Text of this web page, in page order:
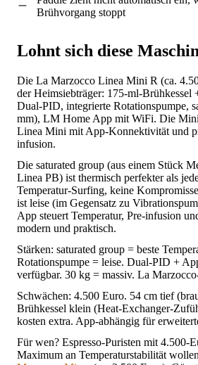
Brühvorgang stoppt
Lohnt sich diese
Die La Marzocco Linea Mini R (ca.
der Heimsiebträger: 175-ml-Brühkessel
Dual-PID, integrierte Rotationspumpe,
mm), LM Home App mit WiFi. Die
Linea Mini mit App-Konnektivität und
infusion.
Die saturated group (aus einem Stück
Linea PB) ist thermisch perfekter als
Temperatur-Surfing, keine
ist leise (im Gegensatz zu
App steuert Temperatur, Pre-infusion
modern und praktisch.
Stärken: saturated group = beste
Rotationspumpe = leise. Dual-PID +
verfügbar. 30 kg = massiv. La
Schwächen: 4.500 Euro. 54 cm tief
Brühkessel klein (Heat-Exchanger-
kosten extra. App-abhängig für
Für wen? Espresso-Puristen mit 4.500-
Maximum an Temperaturstabilität